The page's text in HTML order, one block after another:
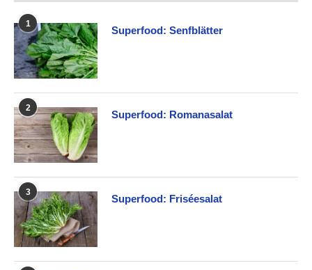
1
Superfood: Senfblätter
2
Superfood: Romanasalat
3
Superfood: Friséesalat